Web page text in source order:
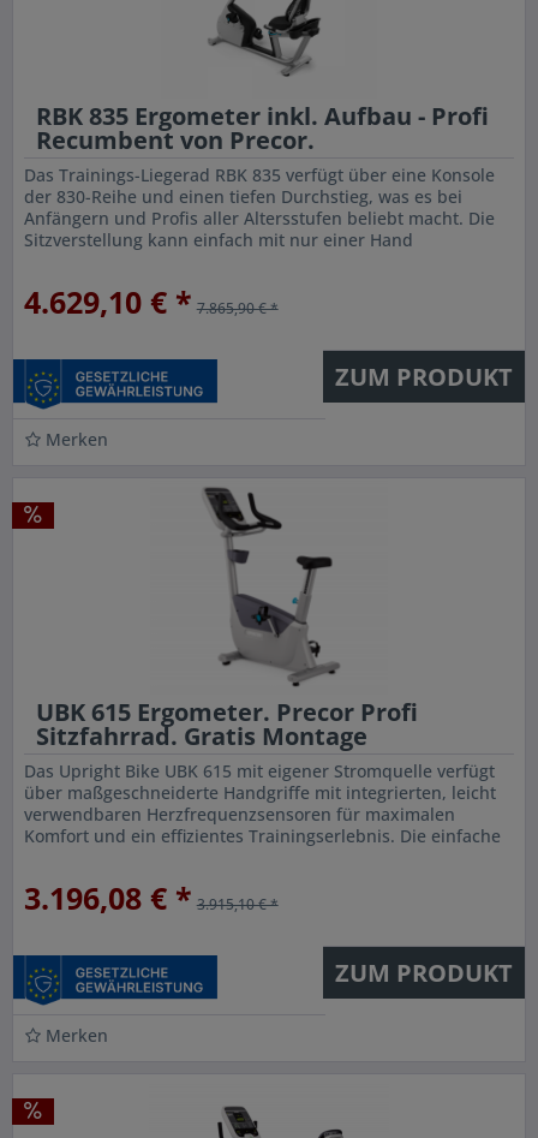
RBK 835 Ergometer inkl. Aufbau - Profi
Recumbent von Precor.
Das Trainings-Liegerad RBK 835 verfügt über eine Konsole
der 830-Reihe und einen tiefen Durchstieg, was es bei
Anfängern und Profis aller Altersstufen beliebt macht. Die
Sitzverstellung kann einfach mit nur einer Hand
4.629,10 € * 7.865,90 € *
ZUM PRODUKT
Merken
UBK 615 Ergometer. Precor Profi
Sitzfahrrad. Gratis Montage
Das Upright Bike UBK 615 mit eigener Stromquelle verfügt
über maßgeschneiderte Handgriffe mit integrierten, leicht
verwendbaren Herzfrequenzsensoren für maximalen
Komfort und ein effizientes Trainingserlebnis. Die einfache
3.196,08 € * 3.915,10 € *
ZUM PRODUKT
Merken